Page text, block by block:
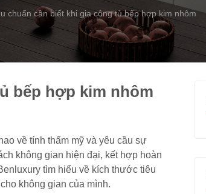
chuẩn cần biết khi gia công tủ bếp hợp kim nhôm
bếp hợp kim nhôm
về tính thẩm mỹ và yêu cầu sự
không gian hiện đại, kết hợp hoàn
tìm hiểu về kích thước tiêu
không gian của mình.